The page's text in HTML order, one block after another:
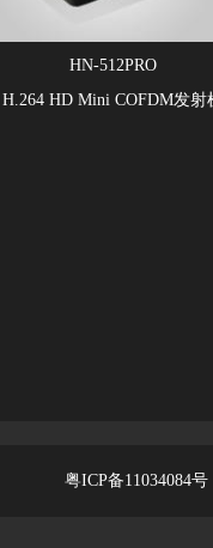
HN-512PRO
H.264 HD Mini COFDM发射
粤ICP备11034084